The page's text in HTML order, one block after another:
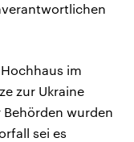
im
zur Ukraine
wurden
sei es